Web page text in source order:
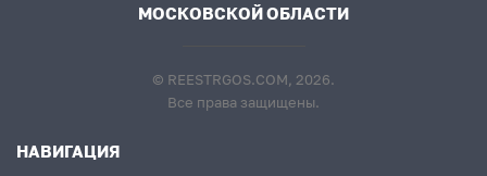
МОСКОВСКОЙ ОБЛАСТИ
© REESTRGOS.COM, 2026.
Все права защищены.
НАВИГАЦИЯ